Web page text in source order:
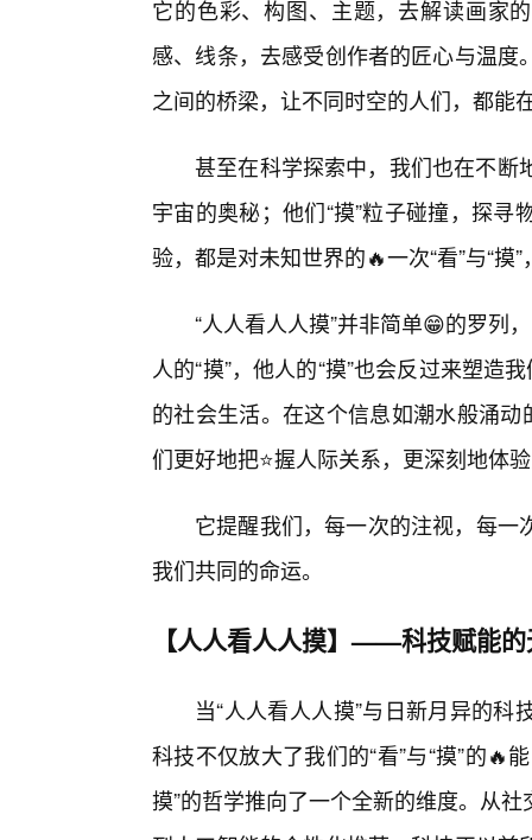
它的色彩、构图、主题，去解读画家
感、线条，去感受创作者的匠心与温
之间的桥梁，让不同时空的人们，都能
甚至在科学探索中，我们也在不断
宇宙的奥秘；他们“摸”粒子碰撞，探
验，都是对未知世界的🔥一次“看”与“
“人人看人人摸”并非简单😁的罗列
人的“摸”，他人的“摸”也会反过来塑造
的社会生活。在这个信息如潮水般涌
们更好地把⭐握人际关系，更深刻地体
它提醒我们，每一次的注视，每
我们共同的命运。
【人人看人人摸】——科技赋能
当“人人看人人摸”与日新月异的
科技不仅放大了我们的“看”与“摸”的🔥
摸”的哲学推向了一个全新的维度。从